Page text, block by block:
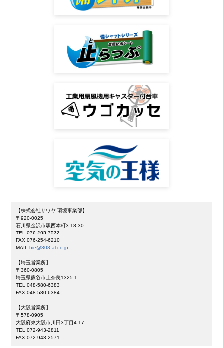
【株式会社サワヤ 環境事業部】
〒920-0025
石川県金沢市駅西本町3-18-30
TEL 076-265-7532
FAX 076-254-6210
MAILhie@308-al.co.jp
【埼玉営業所】
〒360-0805
埼玉県熊谷市上奈良1325-1
TEL 048-580-6383
FAX 048-580-6384
【大阪営業所】
〒578-0905
大阪府東大阪市川田3丁目4-17
TEL 072-943-2811
FAX 072-943-2571